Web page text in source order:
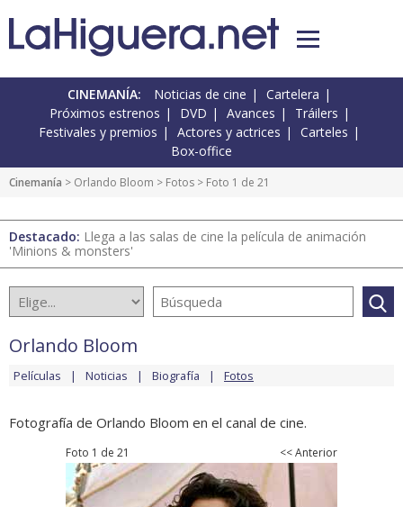
CINEMANÍA: Noticias de cine
Cartelera
Próximos estrenos
DVD Avances
Tráilers
Festivales y premios
Actores y actrices
Carteles
Box-office
Cinemanía > Orlando Bloom > Fotos > Foto 1 de 21
Destacado: Llega a las salas de cine la película de animación
'Minions & monsters'
Orlando Bloom
Películas Noticias Biografía Fotos
Fotografía de Orlando Bloom en el canal de cine.
Foto 1 de 21 << Anterior